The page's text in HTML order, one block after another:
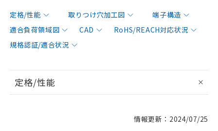
定格/性能 取りつけ穴加工図
端子構造
適合負荷領域図
CAD
RoHS/REACH対応状況
規格認証/適合状況
定格/性能
情報更新：2024/07/25